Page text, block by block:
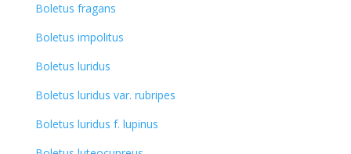
Boletus fragans
Boletus impolitus
Boletus luridus
Boletus luridus var. rubripes
Boletus luridus f. lupinus